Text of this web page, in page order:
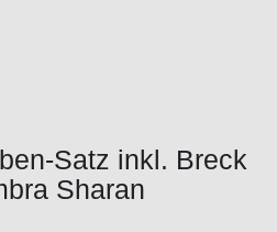
Satz inkl. Breck
Sharan